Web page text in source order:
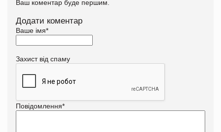
Ваш коментар буде першим.
Додати коментар
Ваше імя*
Захист від спаму
Повідомлення*